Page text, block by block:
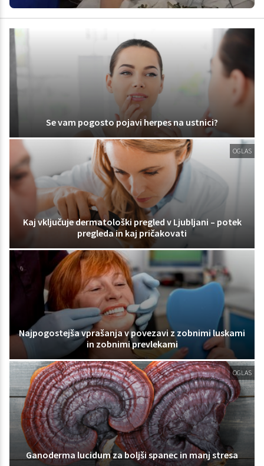
Se vam pogosto pojavi herpes na ustnici?
OGLAS
Kaj vključuje dermatološki pregled v Ljubljani – potek
pregleda in kaj pričakovati
Najpogostejša vprašanja v povezavi z zobnimi luskami
in zobnimi prevlekami
OGLAS
Ganoderma lucidum za boljši spanec in manj stresa